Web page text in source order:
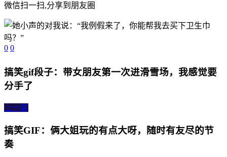
微信扫一扫,分享到朋友圈
0 0
搞笑gif段子：带女朋友第一次进滑雪场，我感觉要
分手了
上一篇
搞笑GIF：俩大姐玩的有点大呀，随时有友尽的节
奏